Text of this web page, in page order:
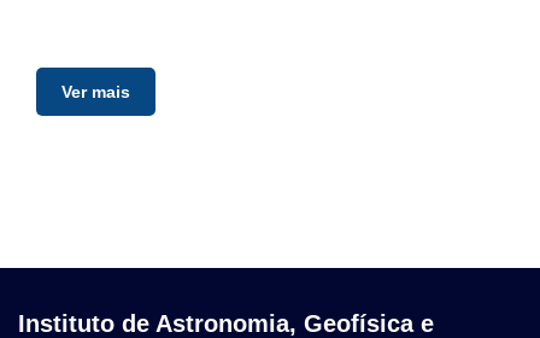
Ver mais
Instituto de Astronomia, Geofísica e